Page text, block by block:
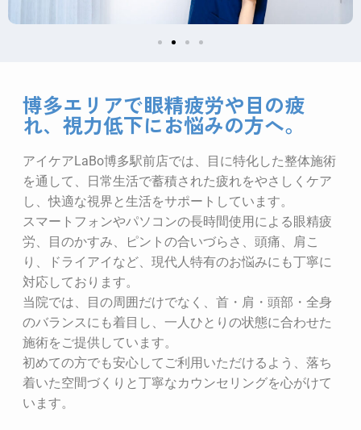
博多エリアで眼精疲労や目の疲
れ、視力低下にお悩みの方へ。
アイケアLaBo博多駅前店では、目に特化した整体施術
を通して、日常生活で蓄積された疲れをやさしくケア
し、快適な視界と生活をサポートしています。
スマートフォンやパソコンの長時間使用による眼精疲
労、目のかすみ、ピントの合いづらさ、頭痛、肩こ
り、ドライアイなど、現代人特有のお悩みにも丁寧に
対応しております。
当院では、目の周囲だけでなく、首・肩・頭部・全身
のバランスにも着目し、一人ひとりの状態に合わせた
施術をご提供しています。
初めての方でも安心してご利用いただけるよう、落ち
着いた空間づくりと丁寧なカウンセリングを心がけて
います。